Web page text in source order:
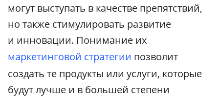
могут выступать в качестве препятствий,
но также стимулировать развитие
и инновации. Понимание их
маркетинговой стратегии позволит
создать те продукты или услуги, которые
будут лучше и в большей степени